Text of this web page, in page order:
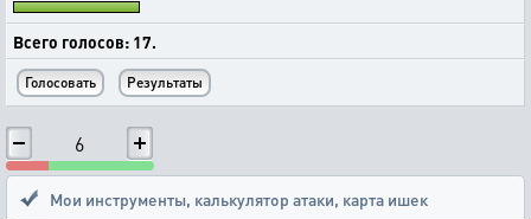
Всего голосов: 17.
6
Мои инструменты, калькулятор атаки, карта ишек